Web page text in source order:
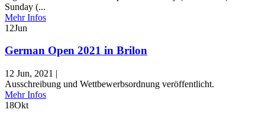
Sunday (...
Mehr Infos
12Jun
German Open 2021 in Brilon
12 Jun, 2021 |
Ausschreibung und Wettbewerbsordnung veröffentlicht.
Mehr Infos
18Okt